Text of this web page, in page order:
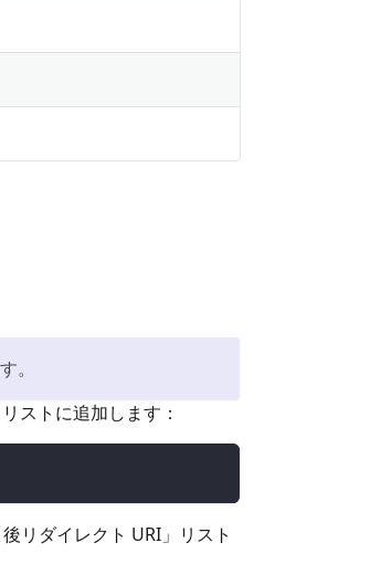
。
ストに追加します：
リダイレクト URI」リスト